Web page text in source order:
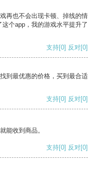
再也不会出现卡顿、掉线的情
个app，我的游戏水平提升了
支持[0] 反对[0]
到最优惠的价格，买到最合适
支持[0] 反对[0]
能收到商品。
支持[0] 反对[0]